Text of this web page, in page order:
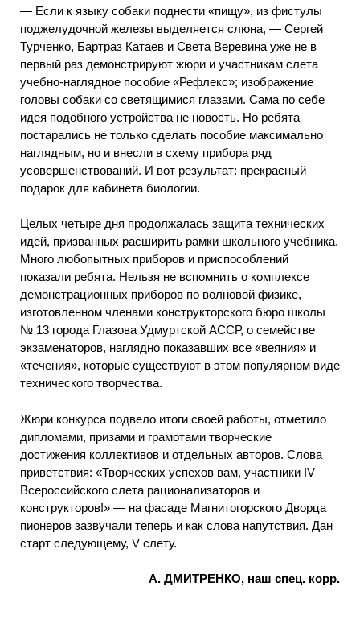
— Если к языку собаки поднести «пищу», из фистулы
поджелудочной железы выделяется слюна, — Сергей
Турченко, Бартраз Катаев и Света Веревина уже не в
первый раз демонстрируют жюри и участникам слета
учебно-наглядное пособие «Рефлекс»; изображение
головы собаки со светящимися глазами. Сама по себе
идея подобного устройства не новость. Но ребята
постарались не только сделать пособие максимально
наглядным, но и внесли в схему прибора ряд
усовершенствований. И вот результат: прекрасный
подарок для кабинета биологии.
Целых четыре дня продолжалась защита технических
идей, призванных расширить рамки школьного учебника.
Много любопытных приборов и приспособлений
показали ребята. Нельзя не вспомнить о комплексе
демонстрационных приборов по волновой физике,
изготовленном членами конструкторского бюро школы
№ 13 города Глазова Удмуртской АССР, о семействе
экзаменаторов, наглядно показавших все «веяния» и
«течения», которые существуют в этом популярном виде
технического творчества.
Жюри конкурса подвело итоги своей работы, отметило
дипломами, призами и грамотами творческие
достижения коллективов и отдельных авторов. Слова
приветствия: «Творческих успехов вам, участники IV
Всероссийского слета рационализаторов и
конструкторов!» — на фасаде Магнитогорского Дворца
пионеров зазвучали теперь и как слова напутствия. Дан
старт следующему, V слету.
А. ДМИТРЕНКО, наш спец. корр.